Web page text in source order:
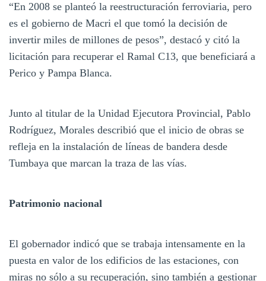
“En 2008 se planteó la reestructuración ferroviaria, pero
es el gobierno de Macri el que tomó la decisión de
invertir miles de millones de pesos”, destacó y citó la
licitación para recuperar el Ramal C13, que beneficiará a
Perico y Pampa Blanca.
Junto al titular de la Unidad Ejecutora Provincial, Pablo
Rodríguez, Morales describió que el inicio de obras se
refleja en la instalación de líneas de bandera desde
Tumbaya que marcan la traza de las vías.
Patrimonio nacional
El gobernador indicó que se trabaja intensamente en la
puesta en valor de los edificios de las estaciones, con
miras no sólo a su recuperación, sino también a gestionar